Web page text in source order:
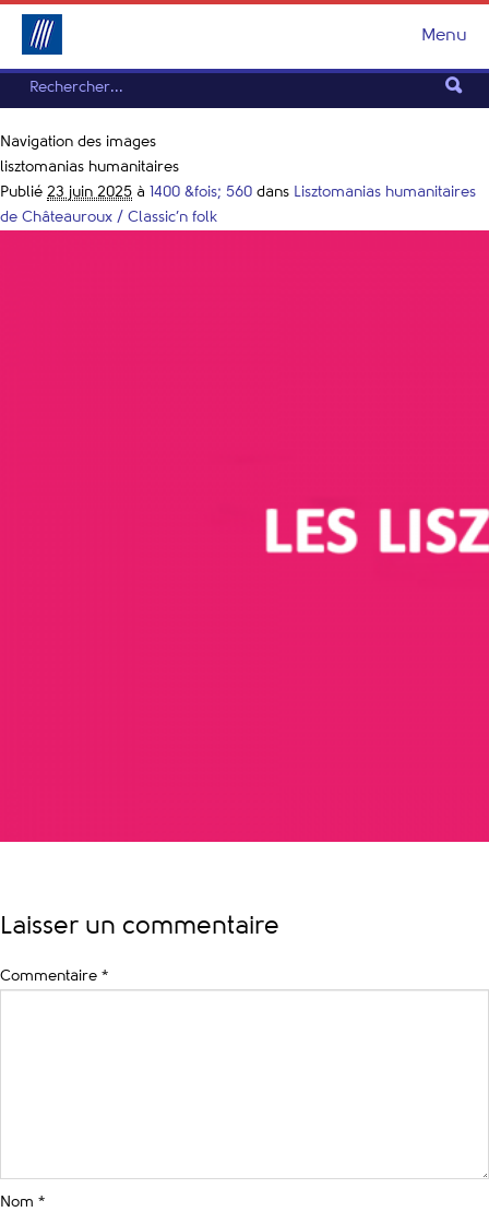
Menu
Navigation des images
lisztomanias humanitaires
Publié 23 juin 2025 à 1400 &fois; 560 dans Lisztomanias humanitaires
de Châteauroux / Classic’n folk
Laisser un commentaire
Commentaire *
Nom *